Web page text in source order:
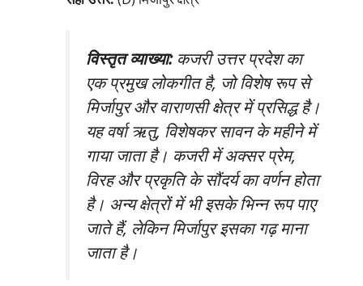
विस्तृत व्याख्या:कजरी उत्तर प्रदेश का
एक प्रमुख लोकगीत है, जो विशेष रूप से
मिर्जापुर और वाराणसी क्षेत्र में प्रसिद्ध है।
यह वर्षा ऋतु, विशेषकर सावन के महीने में
गाया जाता है। कजरी में अक्सर प्रेम,
विरह और प्रकृति के सौंदर्य का वर्णन होता
है। अन्य क्षेत्रों में भी इसके भिन्न रूप पाए
जाते हैं, लेकिन मिर्जापुर इसका गढ़ माना
जाता है।